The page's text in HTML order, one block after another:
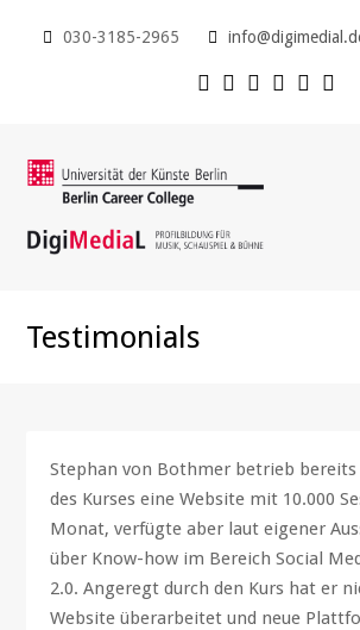
030-3185-2965
Testimonials
Stephan von Bothmer betrieb bereits
des Kurses eine Website mit 10.000
Monat, verfügte aber laut eigener
über Know-how im Bereich Social
2.0. Angeregt durch den Kurs hat er
Website überarbeitet und neue